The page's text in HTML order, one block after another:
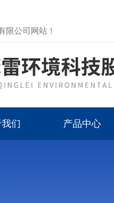
限公司网站！
们 产品中心